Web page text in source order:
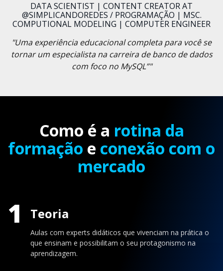
DATA SCIENTIST | CONTENT CREATOR AT
@SIMPLICANDOREDES / PROGRAMAÇÃO | MSC.
COMPUTIONAL MODELING | COMPUTER ENGINEER
"Uma experiência educacional completa para você se
tornar um especialista na carreira de banco de dados
com foco no MySQL”"
Como é a rotina da
formação e conexão com o
mercado
1 Teoria
Aulas com experts didáticos que vivenciam na prática o
que ensinam e possibilitam o seu protagonismo na
aprendizagem.